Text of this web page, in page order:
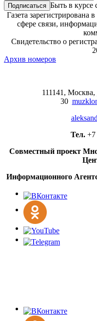
Быть в курсе
Газета зарегистрирована
сфере связи,
Свидетельство о
Архив номеров
111141,
30
Тел. +7
Совместный проект
Информационного